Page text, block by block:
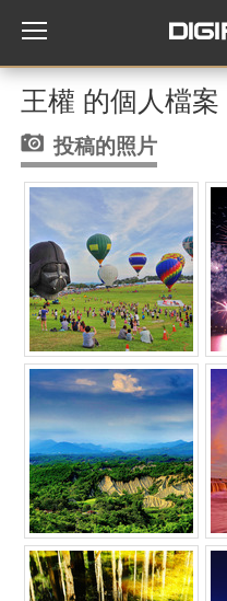
王權 的個人檔案
投稿的照片